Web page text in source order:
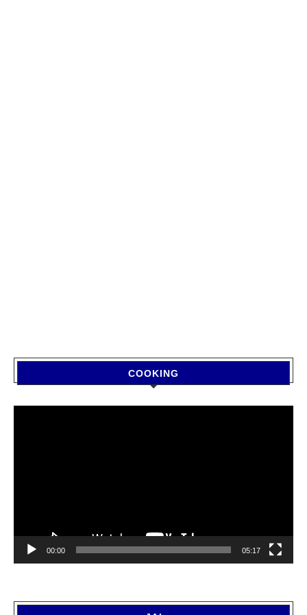
COOKING
00:00 05:17